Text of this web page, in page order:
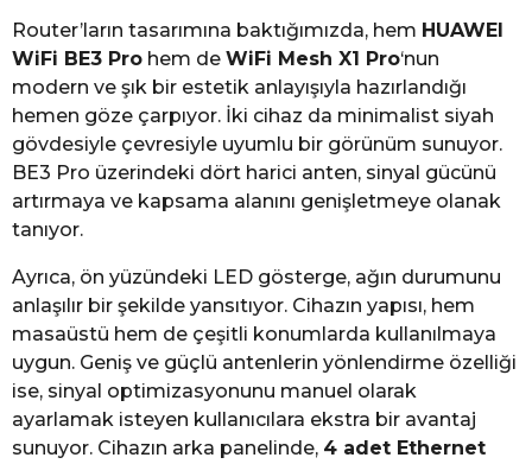
Router’ların tasarımına baktığımızda, hem HUAWEI
WiFi BE3 Pro hem de WiFi Mesh X1 Pro‘nun
modern ve şık bir estetik anlayışıyla hazırlandığı
hemen göze çarpıyor. İki cihaz da minimalist siyah
gövdesiyle çevresiyle uyumlu bir görünüm sunuyor.
BE3 Pro üzerindeki dört harici anten, sinyal gücünü
artırmaya ve kapsama alanını genişletmeye olanak
tanıyor.
Ayrıca, ön yüzündeki LED gösterge, ağın durumunu
anlaşılır bir şekilde yansıtıyor. Cihazın yapısı, hem
masaüstü hem de çeşitli konumlarda kullanılmaya
uygun. Geniş ve güçlü antenlerin yönlendirme özelliği
ise, sinyal optimizasyonunu manuel olarak
ayarlamak isteyen kullanıcılara ekstra bir avantaj
sunuyor. Cihazın arka panelinde, 4 adet Ethernet